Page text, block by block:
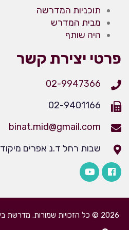
תוכניות המדרשה
מבית המדרש
היה שותף
פרטי יצירת קשר
02-9947366
02-9401166
binat.mid@gmail.com
שבות רחל ד.נ אפרים מיקוד 4483200
2026 © כל הזכויות שמורות. מדרשת בינת - בית מדרש גבוה לבנות